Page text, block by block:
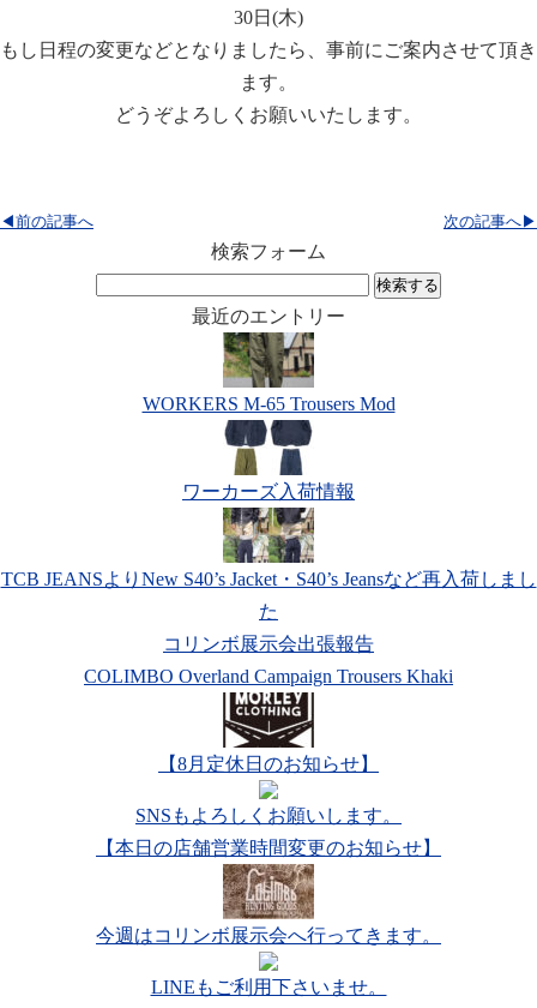
30日(木)
もし日程の変更などとなりましたら、事前にご案内させて頂き
ます。
どうぞよろしくお願いいたします。
次の記事へ▶
◀前の記事へ
検索フォーム
最近のエントリー
WORKERS M-65 Trousers Mod
ワーカーズ入荷情報
TCB JEANSよりNew S40’s Jacket・S40’s Jeansなど再入荷しまし
た
コリンボ展示会出張報告
COLIMBO Overland Campaign Trousers Khaki
【8月定休日のお知らせ】
SNSもよろしくお願いします。
【本日の店舗営業時間変更のお知らせ】
今週はコリンボ展示会へ行ってきます。
LINEもご利用下さいませ。